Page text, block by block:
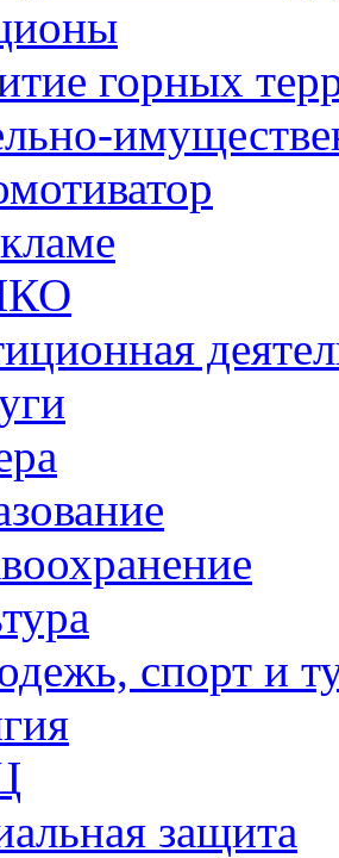
горных
спорт и
защита